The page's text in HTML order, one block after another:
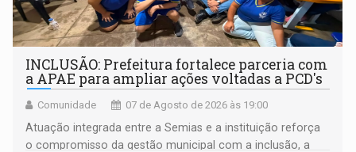
INCLUSÃO: Prefeitura fortalece parceria com
a APAE para ampliar ações voltadas a PCD's
Comunidade 07 de Agosto de 2026 às 19:00
Atuação integrada entre a Semias e a instituição reforça
o compromisso da gestão municipal com a inclusão, a